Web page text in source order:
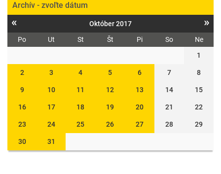
Archív - zvoľte dátum
« Október 2017 »
Po Ut St Št Pi So
Ne
1
2 3 4 5 6 7 8
9 10 11 12 13 14 15
16 17 18 19 20 21 22
23 24 25 26 27 28 29
30 31